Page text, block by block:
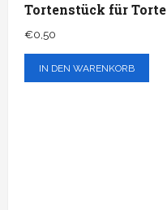
Tortenstück für Torte
€0,50
IN DEN WARENKORB